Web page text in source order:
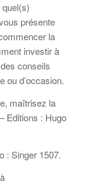
présente
la
investir à
conseils
ou d’occasion.
maîtrisez la
Editions : Hugo
: Singer 1507.